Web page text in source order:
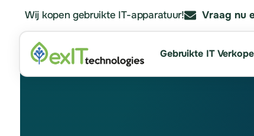
Wij kopen gebruikte IT-apparatuur! Vraag nu
Gebruikte IT